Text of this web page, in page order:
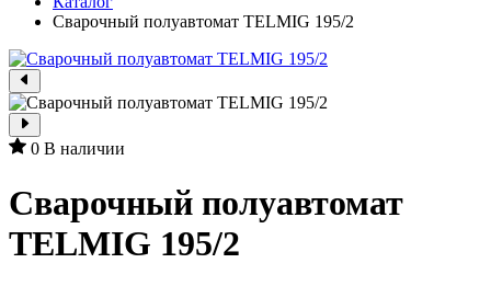
Сварочный полуавтомат TELMIG 195/2
0 В наличии
Сварочный полуавтомат
TELMIG 195/2